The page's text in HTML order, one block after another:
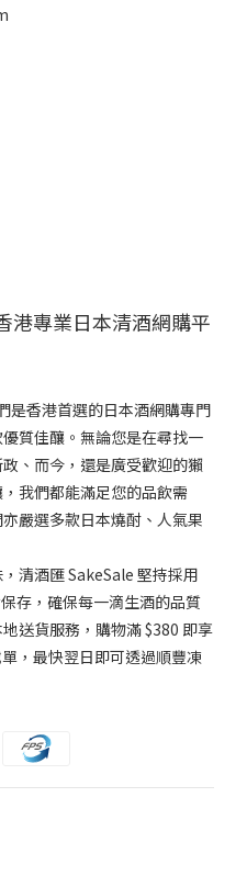
港專業日本清酒網購平
是香港首選的日本酒網購專門
質佳釀。無論您是在尋找一
、而今，還是廣受歡迎的獺
我們都能滿足您的品飲需
嚴選多款日本燒酎、人氣果
清酒匯 SakeSale 堅持採用
存，確保每一滴生酒的品質
送貨服務，購物滿 $380 即享
，最快翌日即可透過順豐凍